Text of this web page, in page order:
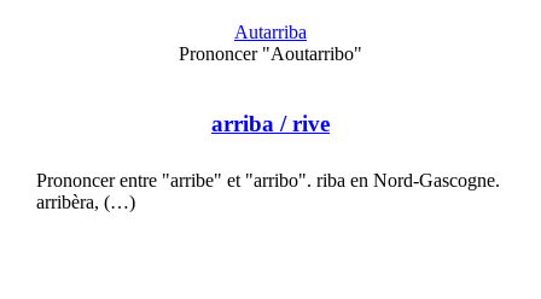
Autarriba
Prononcer "Aoutarribo"
arriba / rive
Prononcer entre "arribe" et "arribo". riba en Nord-Gascogne.
arribèra, (…)